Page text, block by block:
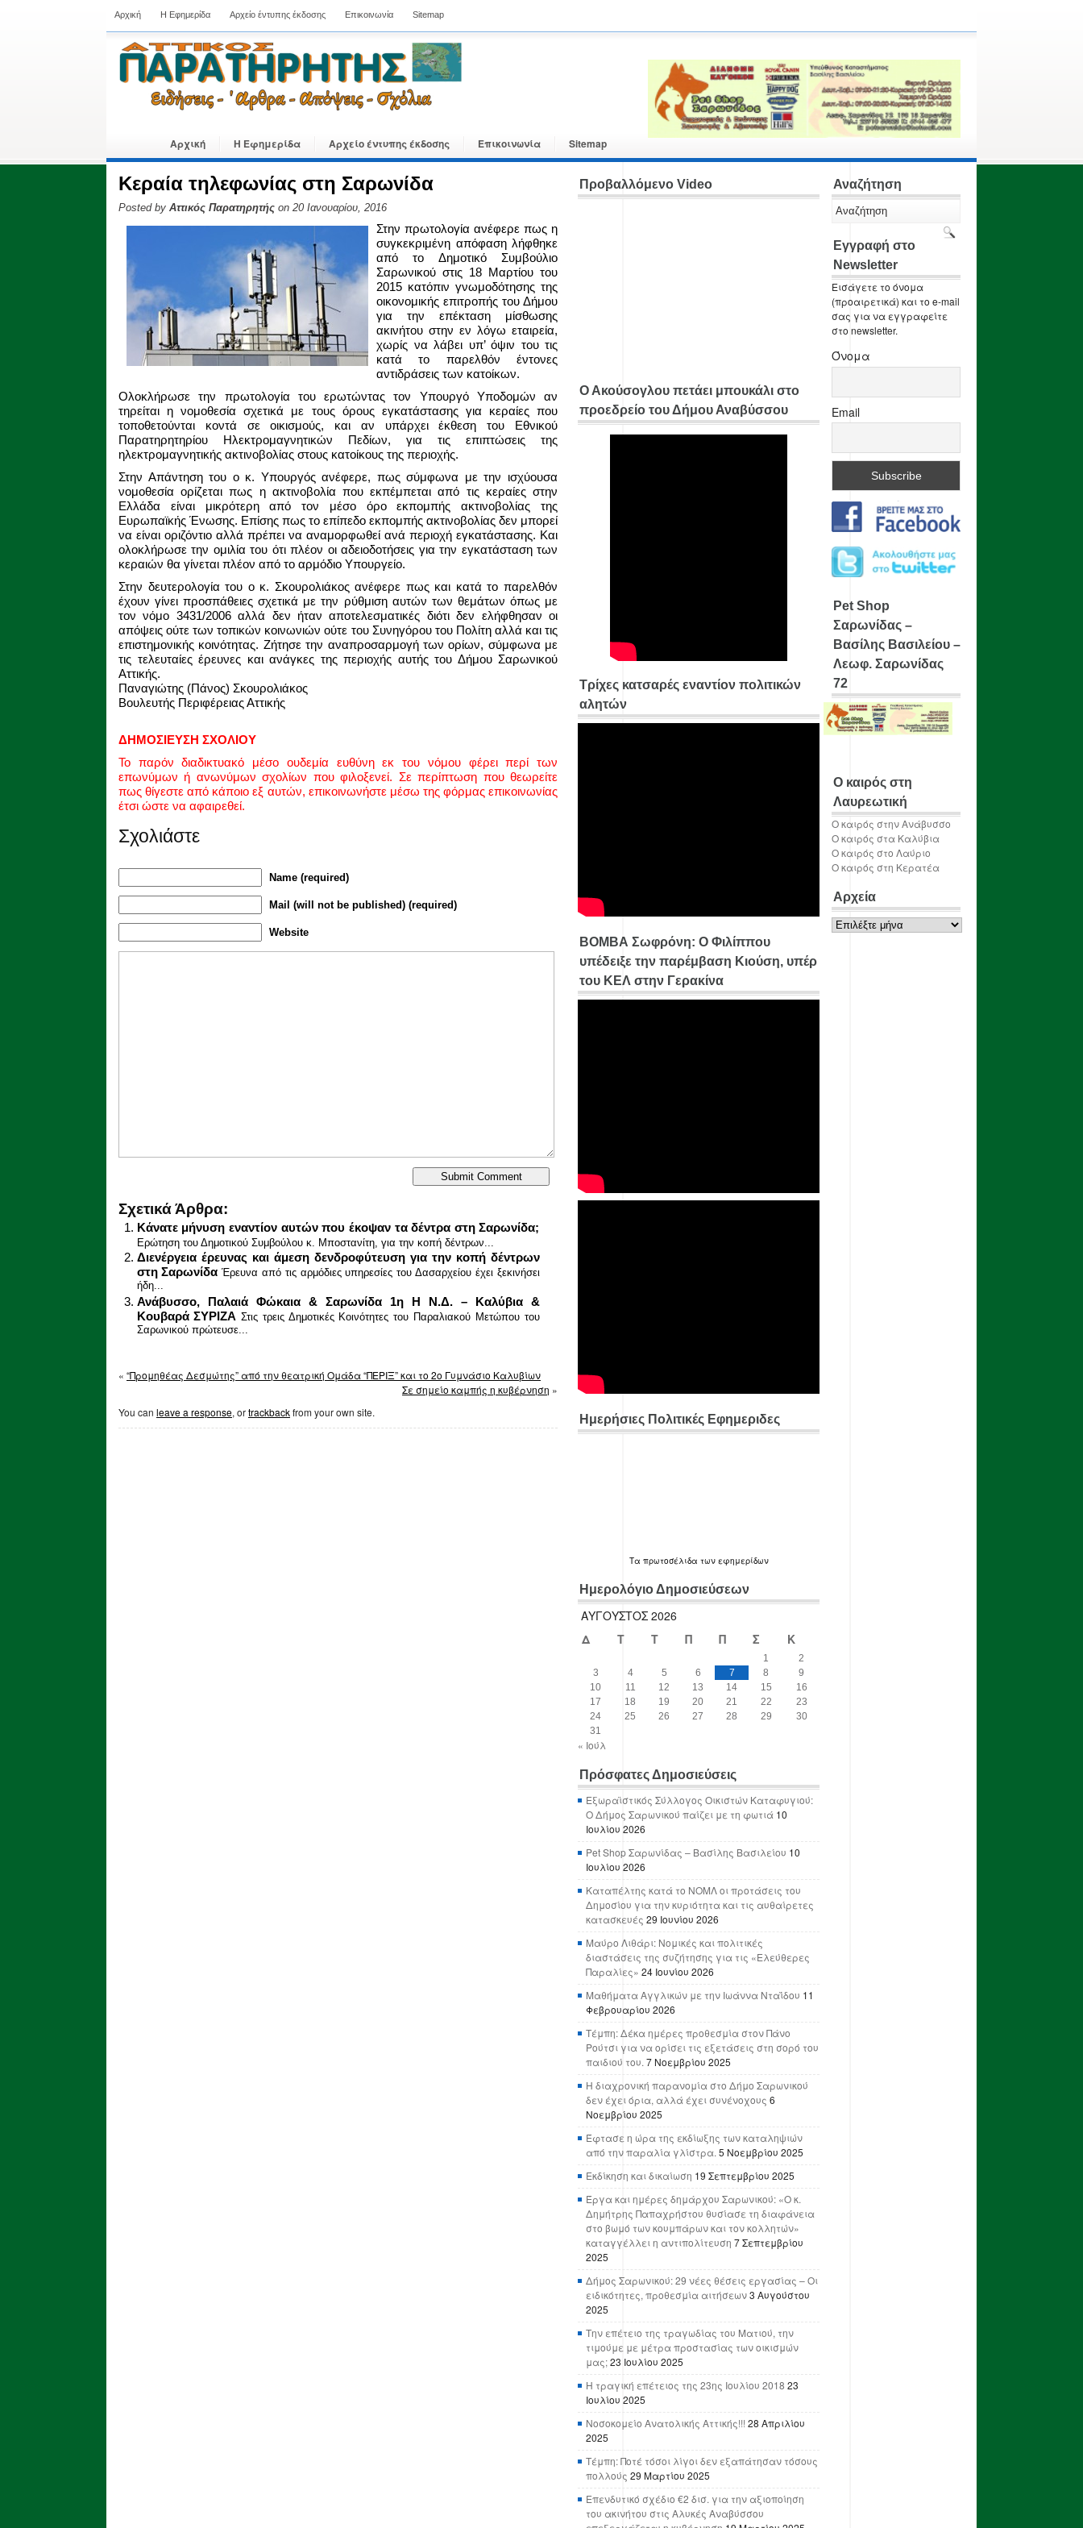
Αρχική Η Εφημερίδα Αρχείο έντυπης έκδοσης Επικοινωνία Sitemap
Αρχική Η Εφημερίδα Αρχείο έντυπης έκδοσης Επικοινωνία Sitemap
Κεραία τηλεφωνίας στη Σαρωνίδα
Posted by Αττικός Παρατηρητής on 20 Ιανουαρίου, 2016
Στην πρωτολογία ανέφερε πως η
συγκεκριμένη απόφαση λήφθηκε
από το Δημοτικό Συμβούλιο
Σαρωνικού στις 18 Μαρτίου του
2015 κατόπιν γνωμοδότησης της
οικονομικής επιτροπής του Δήμου
για την επέκταση μίσθωσης
ακινήτου στην εν λόγω εταιρεία,
χωρίς να λάβει υπ’ όψιν του τις
κατά το παρελθόν έντονες
αντιδράσεις των κατοίκων.
Ολοκλήρωσε την πρωτολογία του ερωτώντας τον Υπουργό Υποδομών αν
τηρείται η νομοθεσία σχετικά με τους όρους εγκατάστασης για κεραίες που
τοποθετούνται κοντά σε οικισμούς, και αν υπάρχει έκθεση του Εθνικού
Παρατηρητηρίου Ηλεκτρομαγνητικών Πεδίων, για τις επιπτώσεις της
ηλεκτρομαγνητικής ακτινοβολίας στους κατοίκους της περιοχής.
Στην Απάντηση του ο κ. Υπουργός ανέφερε, πως σύμφωνα με την ισχύουσα
νομοθεσία ορίζεται πως η ακτινοβολία που εκπέμπεται από τις κεραίες στην
Ελλάδα είναι μικρότερη από τον μέσο όρο εκπομπής ακτινοβολίας της
Ευρωπαϊκής Ένωσης. Επίσης πως το επίπεδο εκπομπής ακτινοβολίας δεν μπορεί
να είναι οριζόντιο αλλά πρέπει να αναμορφωθεί ανά περιοχή εγκατάστασης. Και
ολοκλήρωσε την ομιλία του ότι πλέον οι αδειοδοτήσεις για την εγκατάσταση των
κεραιών θα γίνεται πλέον από το αρμόδιο Υπουργείο.
Στην δευτερολογία του ο κ. Σκουρολιάκος ανέφερε πως και κατά το παρελθόν
έχουν γίνει προσπάθειες σχετικά με την ρύθμιση αυτών των θεμάτων όπως με
τον νόμο 3431/2006 αλλά δεν ήταν αποτελεσματικές διότι δεν ελήφθησαν οι
απόψεις ούτε των τοπικών κοινωνιών ούτε του Συνηγόρου του Πολίτη αλλά και τις
επιστημονικής κοινότητας. Ζήτησε την αναπροσαρμογή των ορίων, σύμφωνα με
τις τελευταίες έρευνες και ανάγκες της περιοχής αυτής του Δήμου Σαρωνικού
Αττικής.
Παναγιώτης (Πάνος) Σκουρολιάκος
Βουλευτής Περιφέρειας Αττικής
ΔΗΜΟΣΙΕΥΣΗ ΣΧΟΛΙΟΥ
Το παρόν διαδικτυακό μέσο ουδεμία ευθύνη εκ του νόμου φέρει περί των
επωνύμων ή ανωνύμων σχολίων που φιλοξενεί. Σε περίπτωση που θεωρείτε
πως θίγεστε από κάποιο εξ αυτών, επικοινωνήστε μέσω της φόρμας επικοινωνίας
έτσι ώστε να αφαιρεθεί.
Σχολιάστε
Name (required)
Mail (will not be published) (required)
Website
Σχετικά Άρθρα:
Κάνατε μήνυση εναντίον αυτών που έκοψαν τα δέντρα στη Σαρωνίδα;
Ερώτηση του Δημοτικού Συμβούλου κ. Μποστανίτη, για την κοπή δέντρων...
Διενέργεια έρευνας και άμεση δενδροφύτευση για την κοπή δέντρων
στη Σαρωνίδα Έρευνα από τις αρμόδιες υπηρεσίες του Δασαρχείου έχει ξεκινήσει
ήδη...
Ανάβυσσο, Παλαιά Φώκαια & Σαρωνίδα 1η Η Ν.Δ. – Καλύβια &
Κουβαρά ΣΥΡΙΖΑ Στις τρεις Δημοτικές Κοινότητες του Παραλιακού Μετώπου του
Σαρωνικού πρώτευσε...
« “Προμηθέας Δεσμώτης” από την θεατρική Ομάδα “ΠΕΡΙΞ” και το 2ο Γυμνάσιο Καλυβίων
Σε σημείο καμπής η κυβέρνηση »
You can leave a response, ortrackbackfrom your own site.
Προβαλλόμενο Video
Ο Ακούσογλου πετάει μπουκάλι στο
προεδρείο του Δήμου Αναβύσσου
Τρίχες κατσαρές εναντίον πολιτικών
αλητών
ΒΟΜΒΑ Σωφρόνη: Ο Φιλίππου
υπέδειξε την παρέμβαση Κιούση, υπέρ
του ΚΕΛ στην Γερακίνα
Ημερήσιες Πολιτικές Εφημεριδες
Τα πρωτοσέλιδα των εφημερίδων
Ημερολόγιο Δημοσιεύσεων
ΑΎΓΟΥΣΤΟΣ 2026
Δ
Τ Τ Π Π Σ Κ
1
2
3
4 5 6 7 8
9
10
11 12 13 14 15
16
17
18 19 20 21 22
23
24
25 26 27 28 29
30
31
« Ιούλ
Πρόσφατες Δημοσιεύσεις
Εξωραϊστικός Σύλλογος Οικιστών Καταφυγιού:
Ο Δήμος Σαρωνικού παίζει με τη φωτιά 10
Ιουλίου 2026
Pet Shop Σαρωνίδας – Βασίλης Βασιλείου 10
Ιουλίου 2026
Καταπέλτης κατά το ΝΟΜΛ οι προτάσεις του
Δημοσίου για την κυριότητα και τις αυθαίρετες
κατασκευές 29 Ιουνίου 2026
Μαύρο Λιθάρι: Νομικές και πολιτικές
διαστάσεις της συζήτησης για τις «Ελεύθερες
Παραλίες» 24 Ιουνίου 2026
Μαθήματα Αγγλικών με την Ιωάννα Νταΐδου 11
Φεβρουαρίου 2026
Τέμπη: Δέκα ημέρες προθεσμία στον Πάνο
Ρούτσι για να ορίσει τις εξετάσεις στη σορό του
παιδιού του. 7 Νοεμβρίου 2025
Η διαχρονική παρανομία στο Δήμο Σαρωνικού
δεν έχει όρια, αλλά έχει συνένοχους 6
Νοεμβρίου 2025
Έφτασε η ώρα της εκδίωξης των καταληψιών
από την παραλία γλίστρα. 5 Νοεμβρίου 2025
Εκδίκηση και δικαίωση 19 Σεπτεμβρίου 2025
Έργα και ημέρες δημάρχου Σαρωνικού: «Ο κ.
Δημήτρης Παπαχρήστου θυσίασε τη διαφάνεια
στο βωμό των κουμπάρων και τον κολλητών»
καταγγέλλει η αντιπολίτευση 7 Σεπτεμβρίου
2025
Δήμος Σαρωνικού: 29 νέες θέσεις εργασίας – Οι
ειδικότητες, προθεσμία αιτήσεων3 Αυγούστου
2025
Την επέτειο της τραγωδίας του Ματιού, την
τιμούμε με μέτρα προστασίας των οικισμών
μας;23 Ιουλίου 2025
Η τραγική επέτειος της 23ης Ιουλίου 2018 23
Ιουλίου 2025
Νοσοκομείο Ανατολικής Αττικής!!! 28 Απριλίου
2025
Τέμπη: Ποτέ τόσοι λίγοι δεν εξαπάτησαν τόσους
πολλούς 29 Μαρτίου 2025
Επενδυτικό σχέδιο €2 δισ. για την αξιοποίηση
του ακινήτου στις Αλυκές Αναβύσσου
Αναζήτηση
Εγγραφή στο
Newsletter
Εισάγετε το όνομα
(προαιρετικά) και το e-mail
σας για να εγγραφείτε
στο newsletter.
Όνομα
Email
Pet Shop
Σαρωνίδας –
Βασίλης Βασιλείου –
Λεωφ. Σαρωνίδας
72
Ο καιρός στη
Λαυρεωτική
Ο καιρός στην Ανάβυσσο
Ο καιρός στα Καλύβια
Ο καιρός στο Λαύριο
Ο καιρός στη Κερατέα
Αρχεία
Αρχεία